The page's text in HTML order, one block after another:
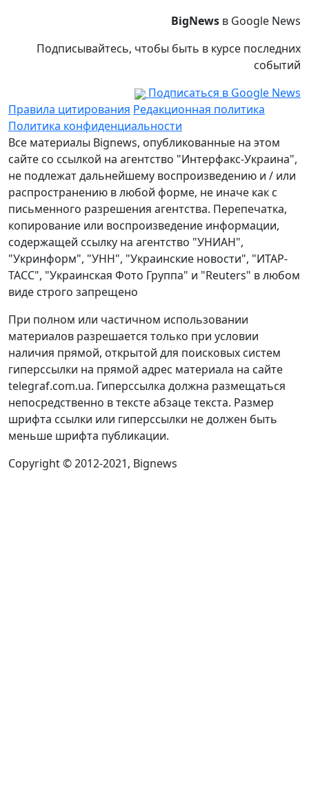
BigNews в Google News
Подписывайтесь, чтобы быть в курсе последних
событий
Подписаться в Google News
Правила цитирования Редакционная политика
Политика конфиденциальности
Все материалы Bignews, опубликованные на этом
сайте со ссылкой на агентство "Интерфакс-Украина",
не подлежат дальнейшему воспроизведению и / или
распространению в любой форме, не иначе как с
письменного разрешения агентства. Перепечатка,
копирование или воспроизведение информации,
содержащей ссылку на агентство "УНИАН",
"Укринформ", "УНН", "Украинские новости", "ИТАР-
ТАСС", "Украинская Фото Группа" и "Reuters" в любом
виде строго запрещено
При полном или частичном использовании
материалов разрешается только при условии
наличия прямой, открытой для поисковых систем
гиперссылки на прямой адрес материала на сайте
telegraf.com.ua. Гиперссылка должна размещаться
непосредственно в тексте абзаце текста. Размер
шрифта ссылки или гиперссылки не должен быть
меньше шрифта публикации.
Copyright © 2012-2021, Bignews